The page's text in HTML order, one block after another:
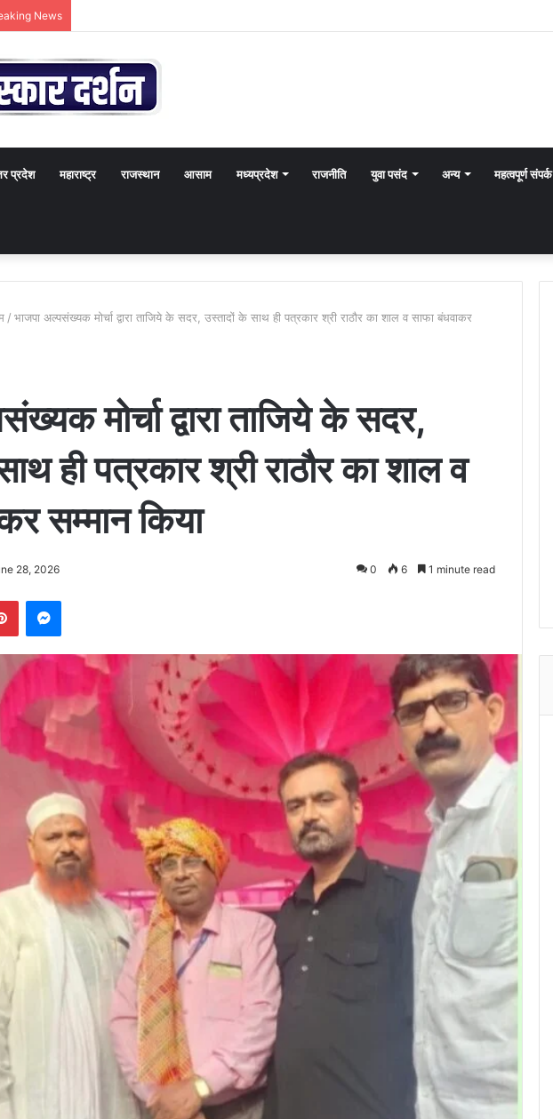
News
प्रदेश महाराष्ट्र राजस्थान आसाम मध्यप्रदेश राजनीति युवा पसंद अन्य महत्वपूर्ण संपर्क
/ भाजपा अल्पसंख्यक मोर्चा द्वारा ताजिये के सदर, उस्तादों के साथ ही पत्रकार श्री राठौर का शाल व साफा बंधवाकर
मोर्चा द्वारा ताजिये के सदर,
ही पत्रकार श्री राठौर का शाल व
सम्मान किया
28, 2026 0 6 1 minute read
PinterestMessenger